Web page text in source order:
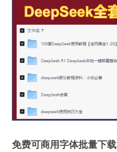
免费可商用字体批量下载